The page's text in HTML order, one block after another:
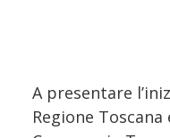
A presentare
Regione